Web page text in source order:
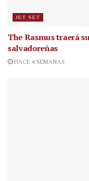
JET SET
The Rasmus traerá
salvadoreñas
HACE 4 SEMANAS